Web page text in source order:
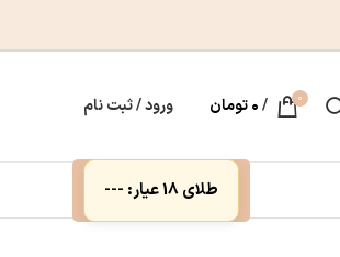
0
/۰تومان ورود / ثبت نام
طلای 18 عیار: ---